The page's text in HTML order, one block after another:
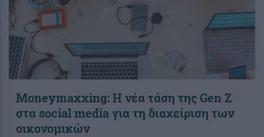
Moneymaxxing: Η νέα τάση της Gen Z
στα social media για τη διαχείριση των
οικονομικών